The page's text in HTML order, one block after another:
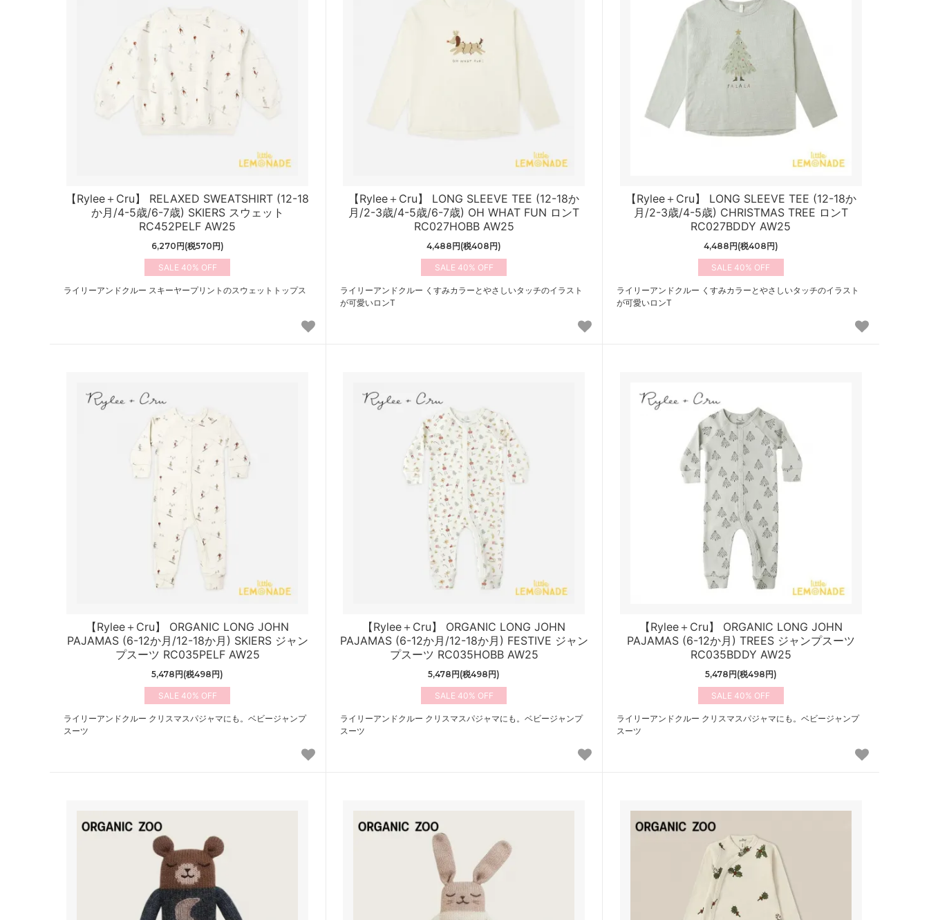
【Rylee＋Cru】 RELAXED SWEATSHIRT (12-18
か月/4-5歳/6-7歳) SKIERS スウェット
RC452PELF AW25
6,270円(税570円)
40%
ライリーアンドクルー スキーヤープリントのスウェットトップス
【Rylee＋Cru】 LONG SLEEVE TEE (12-18か
月/2-3歳/4-5歳/6-7歳) OH WHAT FUN ロンT
RC027HOBB AW25
4,488円(税408円)
40%
ライリーアンドクルー くすみカラーとやさしいタッチのイラスト
が可愛いロンT
【Rylee＋Cru】 LONG SLEEVE TEE (12-18か
月/2-3歳/4-5歳) CHRISTMAS TREE ロンT
RC027BDDY AW25
4,488円(税408円)
40%
ライリーアンドクルー くすみカラーとやさしいタッチのイラスト
が可愛いロンT
【Rylee＋Cru】 ORGANIC LONG JOHN
PAJAMAS (6-12か月/12-18か月) SKIERS ジャン
プスーツ RC035PELF AW25
5,478円(税498円)
40%
ライリーアンドクルー クリスマスパジャマにも。ベビージャンプ
スーツ
【Rylee＋Cru】 ORGANIC LONG JOHN
PAJAMAS (6-12か月/12-18か月) FESTIVE ジャン
プスーツ RC035HOBB AW25
5,478円(税498円)
40%
ライリーアンドクルー クリスマスパジャマにも。ベビージャンプ
スーツ
【Rylee＋Cru】 ORGANIC LONG JOHN
PAJAMAS (6-12か月) TREES ジャンプスーツ
RC035BDDY AW25
5,478円(税498円)
40%
ライリーアンドクルー クリスマスパジャマにも。ベビージャンプ
スーツ